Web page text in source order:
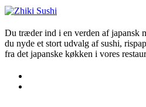
Du træder ind i en verden af japansk
du nyde et stort udvalg af sushi,
fra det japanske køkken i vores